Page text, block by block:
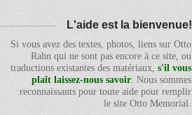
L'aide est la bienvenue!
Si vous avez des textes, photos, liens sur Otto
Rahn qui ne sont pas encore à ce site, ou
traductions existantes des matériaux, s'il vous
plaît laissez-nous savoir. Nous sommes
reconnaissants pour toute aide pour remplir
le site Otto Memorial.